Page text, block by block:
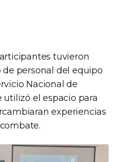
tuvieron
de personal del equipo
Nacional de
utilizó el espacio para
experiencias